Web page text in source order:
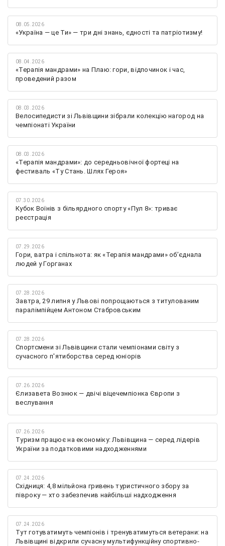
08.05.2026
«Україна — це Ти» — три дні знань, єдності та патріотизму!
08.04.2026
«Терапія мандрами» на Плаю: гори, відпочинок і час,
проведений разом
08.03.2026
Велосипедисти зі Львівщини зібрали колекцію нагород на
чемпіонаті України
08.03.2026
«Терапія мандрами»: до середньовічної фортеці на
фестиваль «Ту Стань. Шлях Героя»
07.30.2026
Кубок Воїнів з більярдного спорту «Пул 8»: триває
реєстрація
07.29.2026
Гори, ватра і спільнота: як «Терапія мандрами» об’єднала
людей у Горганах
07.28.2026
Завтра, 29 липня у Львові попрощаються з титулованим
паралімпійцем Антоном Стабровським
07.28.2026
Спортсмени зі Львівщини стали чемпіонами світу з
сучасного п'ятиборства серед юніорів
07.26.2026
Єлизавета Вознюк — двічі віцечемпіонка Європи з
веслування
07.26.2026
Туризм працює на економіку: Львівщина — серед лідерів
України за податковими надходженнями
07.24.2026
Східниця: 4,8 мільйона гривень туристичного збору за
півроку — хто забезпечив найбільші надходження
07.24.2026
Тут готуватимуть чемпіонів і тренуватимуться ветерани: на
Львівщині відкрили сучасну мультифункційну спортивно-